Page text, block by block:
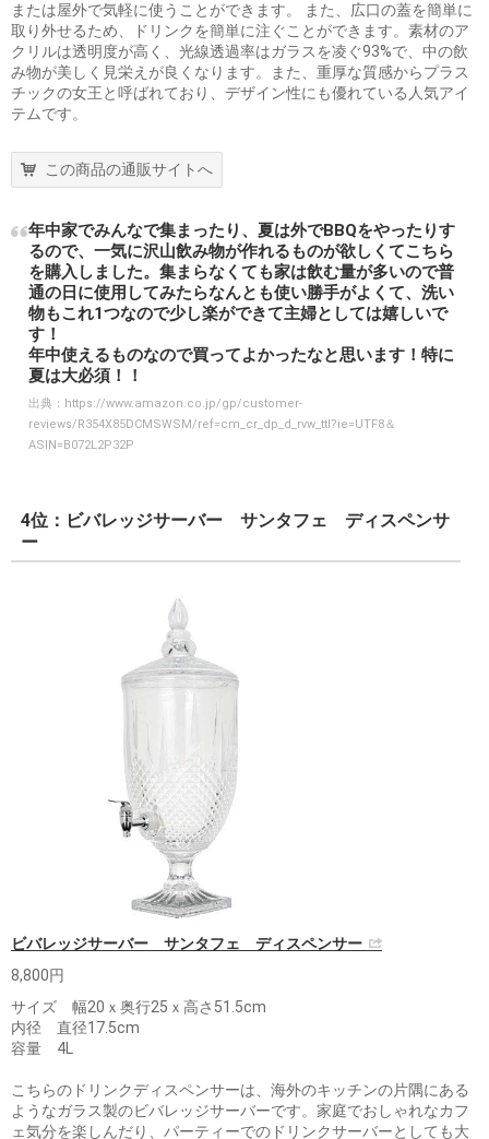
または屋外で気軽に使うことができます。 また、広口の蓋を簡単に
取り外せるため、ドリンクを簡単に注ぐことができます。素材のア
クリルは透明度が高く、光線透過率はガラスを凌ぐ93%で、中の飲
み物が美しく見栄えが良くなります。また、重厚な質感からプラス
チックの女王と呼ばれており、デザイン性にも優れている人気アイ
テムです。
この商品の通販サイトへ
年中家でみんなで集まったり、夏は外でBBQをやったりす
るので、一気に沢山飲み物が作れるものが欲しくてこちら
を購入しました。集まらなくても家は飲む量が多いので普
通の日に使用してみたらなんとも使い勝手がよくて、洗い
物もこれ1つなので少し楽ができて主婦としては嬉しいで
す！
年中使えるものなので買ってよかったなと思います！特に
夏は大必須！！
出典： https://www.amazon.co.jp/gp/customer-
reviews/R354X85DCMSWSM/ref=cm_cr_dp_d_rvw_ttl?ie=UTF8＆
ASIN=B072L2P32P
4位：ビバレッジサーバー サンタフェ ディスペンサ
ー
ビバレッジサーバー サンタフェ ディスペンサー
8,800円
サイズ 幅20ｘ奥行25ｘ高さ51.5cm
内径 直径17.5cm
容量 4L
こちらのドリンクディスペンサーは、海外のキッチンの片隅にある
ようなガラス製のビバレッジサーバーです。家庭でおしゃれなカフ
ェ気分を楽しんだり、パーティーでのドリンクサーバーとしても大